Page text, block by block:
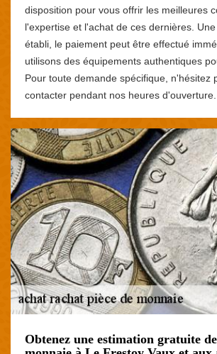
disposition pour vous offrir les meilleures
l'expertise et l'achat de ces dernières.
établi, le paiement peut être effectué
utilisons des équipements authentiques
Pour toute demande spécifique, n'hésitez
contacter pendant nos heures d'ouverture.
Obtenez une estimation gratuite